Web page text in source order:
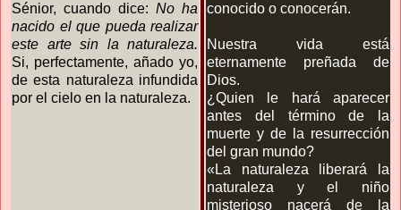
Sénior, cuando dice: No ha
nacido el que pueda realizar
este arte sin la naturaleza.
Si, perfectamente, añado yo,
de esta naturaleza infundida
por el cielo en la naturaleza.
conocido o conocerán.
Nuestra vida está
eternamente preñada de
Dios.
¿Quien le hará aparecer
antes del término de la
muerte y de la resurrección
del gran mundo?
«La naturaleza liberará la
naturaleza y el niño
misterioso nacerá de la